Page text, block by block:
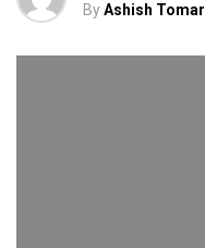
ByAshish Tomar